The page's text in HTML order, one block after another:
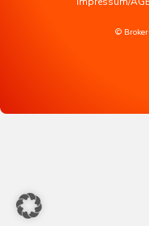
© Broker